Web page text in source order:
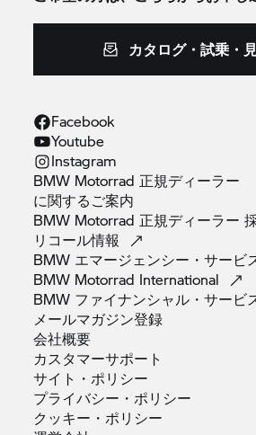
カタログ・試乗・
Facebook
Youtube
Instagram
BMW Motorrad 正規ディーラー
に関するご案内
BMW Motorrad 正規ディーラー
リコール情報
BMW エマージェンシー・サービ
BMW Motorrad International
BMW ファイナンシャル・サービ
メールマガジン登録
会社概要
カスタマーサポート
サイト・ポリシー
プライバシー・ポリシー
クッキー・ポリシー